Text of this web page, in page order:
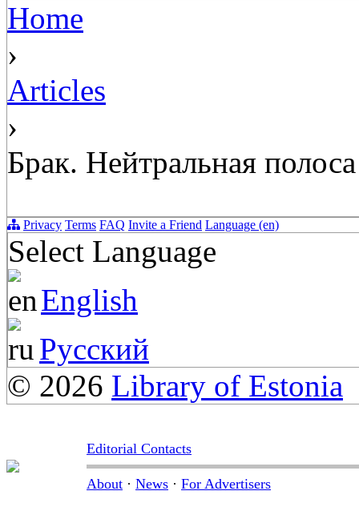
Home
›
Articles
›
Брак. Нейтральная полоса
Privacy Terms FAQ Invite a Friend Language (en)
Select Language
English
Русский
© 2026 Library of Estonia
Editorial Contacts
About · News · For Advertisers